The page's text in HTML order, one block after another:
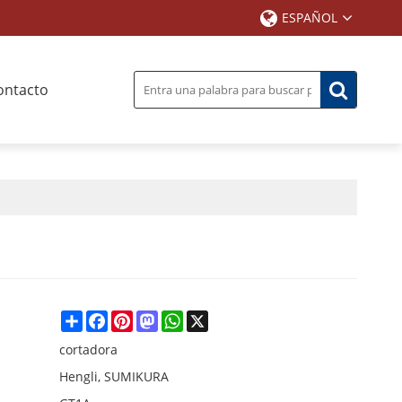
ESPAÑOL
ShareFacebook
PinterestMastodonWhatsApp
X
cortadora
Hengli, SUMIKURA